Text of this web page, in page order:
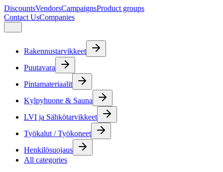
DiscountsVendorsCampaignsProduct groups
Contact UsCompanies
Rakennustarvikkeet
Puutavara
Pintamateriaalit
Kylpyhuone & Sauna
LVI ja Sähkötarvikkeet
Työkalut / Työkoneet
Henkilösuojaus
All categories